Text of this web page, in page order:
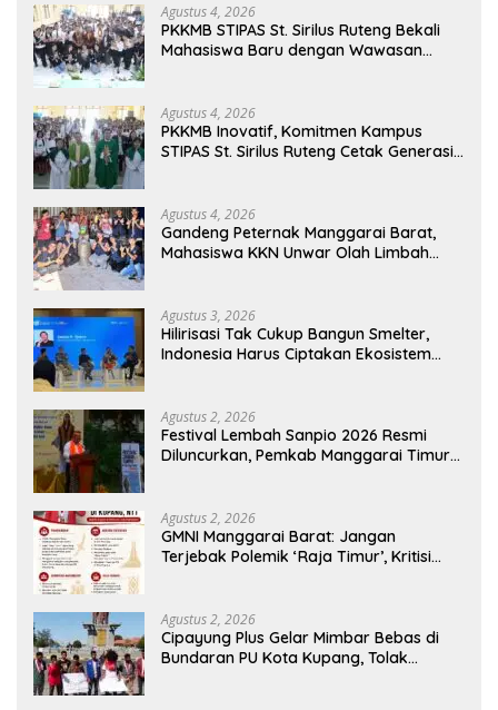
Agustus 4, 2026
PKKMB STIPAS St. Sirilus Ruteng Bekali
Mahasiswa Baru dengan Wawasan
Agustus 4, 2026
PKKMB Inovatif, Komitmen Kampus
STIPAS St. Sirilus Ruteng Cetak Generasi
Agustus 4, 2026
Gandeng Peternak Manggarai Barat,
Mahasiswa KKN Unwar Olah Limbah
Agustus 3, 2026
Hilirisasi Tak Cukup Bangun Smelter,
Indonesia Harus Ciptakan Ekosistem
Agustus 2, 2026
Festival Lembah Sanpio 2026 Resmi
Diluncurkan, Pemkab Manggarai Timur
Agustus 2, 2026
GMNI Manggarai Barat: Jangan
Terjebak Polemik ‘Raja Timur’, Kritisi
Agustus 2, 2026
Cipayung Plus Gelar Mimbar Bebas di
Bundaran PU Kota Kupang, Tolak